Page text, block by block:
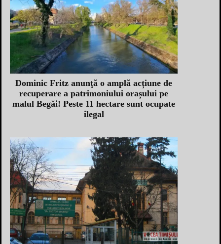
Dominic Fritz anunţă o amplă acțiune de
recuperare a patrimoniului orașului pe
malul Begăi! Peste 11 hectare sunt ocupate
ilegal